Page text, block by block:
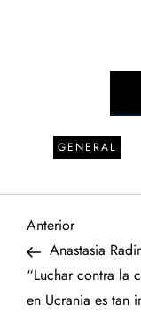
GENERAL
N
a
Entrada
anterior
Anterior
Anastasia
“Luchar contra la
en Ucrania es tan